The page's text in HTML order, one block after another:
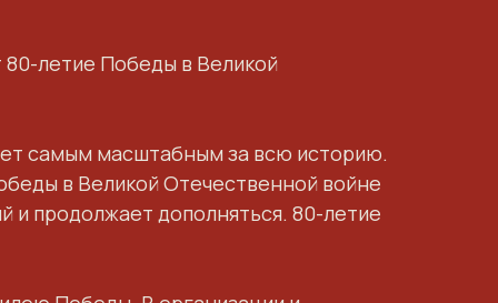
летие Победы в Великой
самым масштабным за всю историю.
в Великой Отечественной войне
и продолжает дополняться. 80-летие